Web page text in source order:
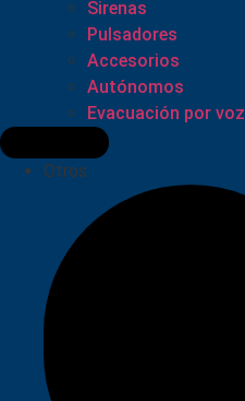
Sirenas
Pulsadores
Accesorios
Autónomos
Evacuación por voz
Otros